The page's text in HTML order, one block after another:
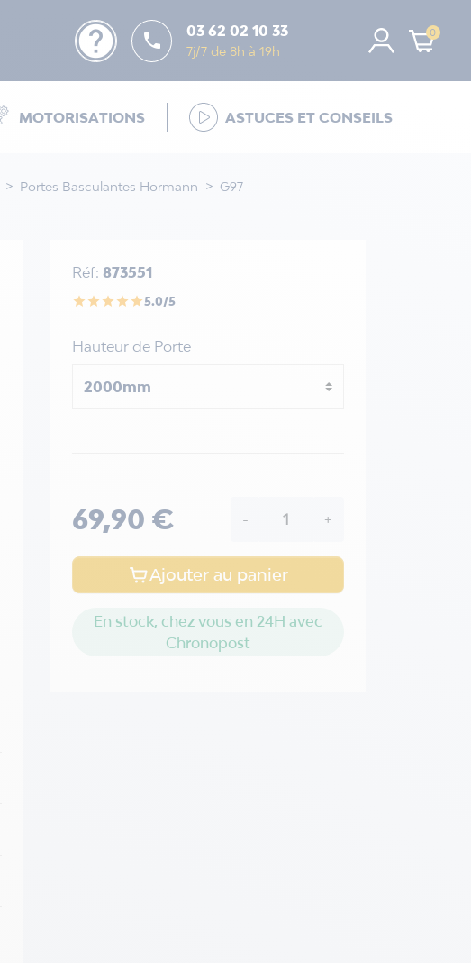
help  03 62 02 10 33
7j/7 de 8h à 19h
0
MOTORISATIONS ASTUCES ET CONSEILS
Portes Basculantes Hormann
G97
Réf: 873551
star star star star star5.0/5
Hauteur de Porte
69,90 € - +
Ajouter au panier
En stock, chez vous en 24H avec
Chronopost